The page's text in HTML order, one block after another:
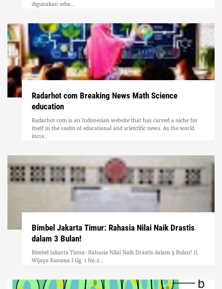
digunakan seba...
Radarhot com Breaking News Math Science
education
Radarhot com is an Indonesian website that has carved a niche for
itself in the realm of educational and scientific news. As the world
incre...
Bimbel Jakarta Timur: Rahasia Nilai Naik Drastis
dalam 3 Bulan!
Bimbel Jakarta Timur: Rahasia Nilai Naik Drastis dalam 3 Bulan! Jl.
Wijaya Kusuma I Gg. 1 No.2...